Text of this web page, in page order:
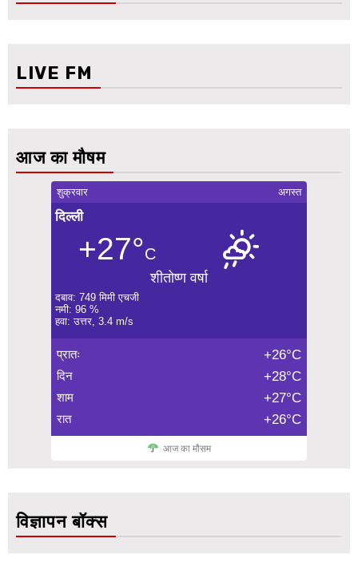
LIVE FM
आज का मौषम
शुक्रवार अगस्त
दिल्ली
+27°C
शीतोष्ण वर्षा
दबाव: 749 मिमी एचजी
नमी: 96 %
हवा: उत्तर, 3.4 m/s
प्रातः +26°C
दिन +28°C
शाम +27°C
रात +26°C
आज का मौसम
विज्ञापन बॉक्स